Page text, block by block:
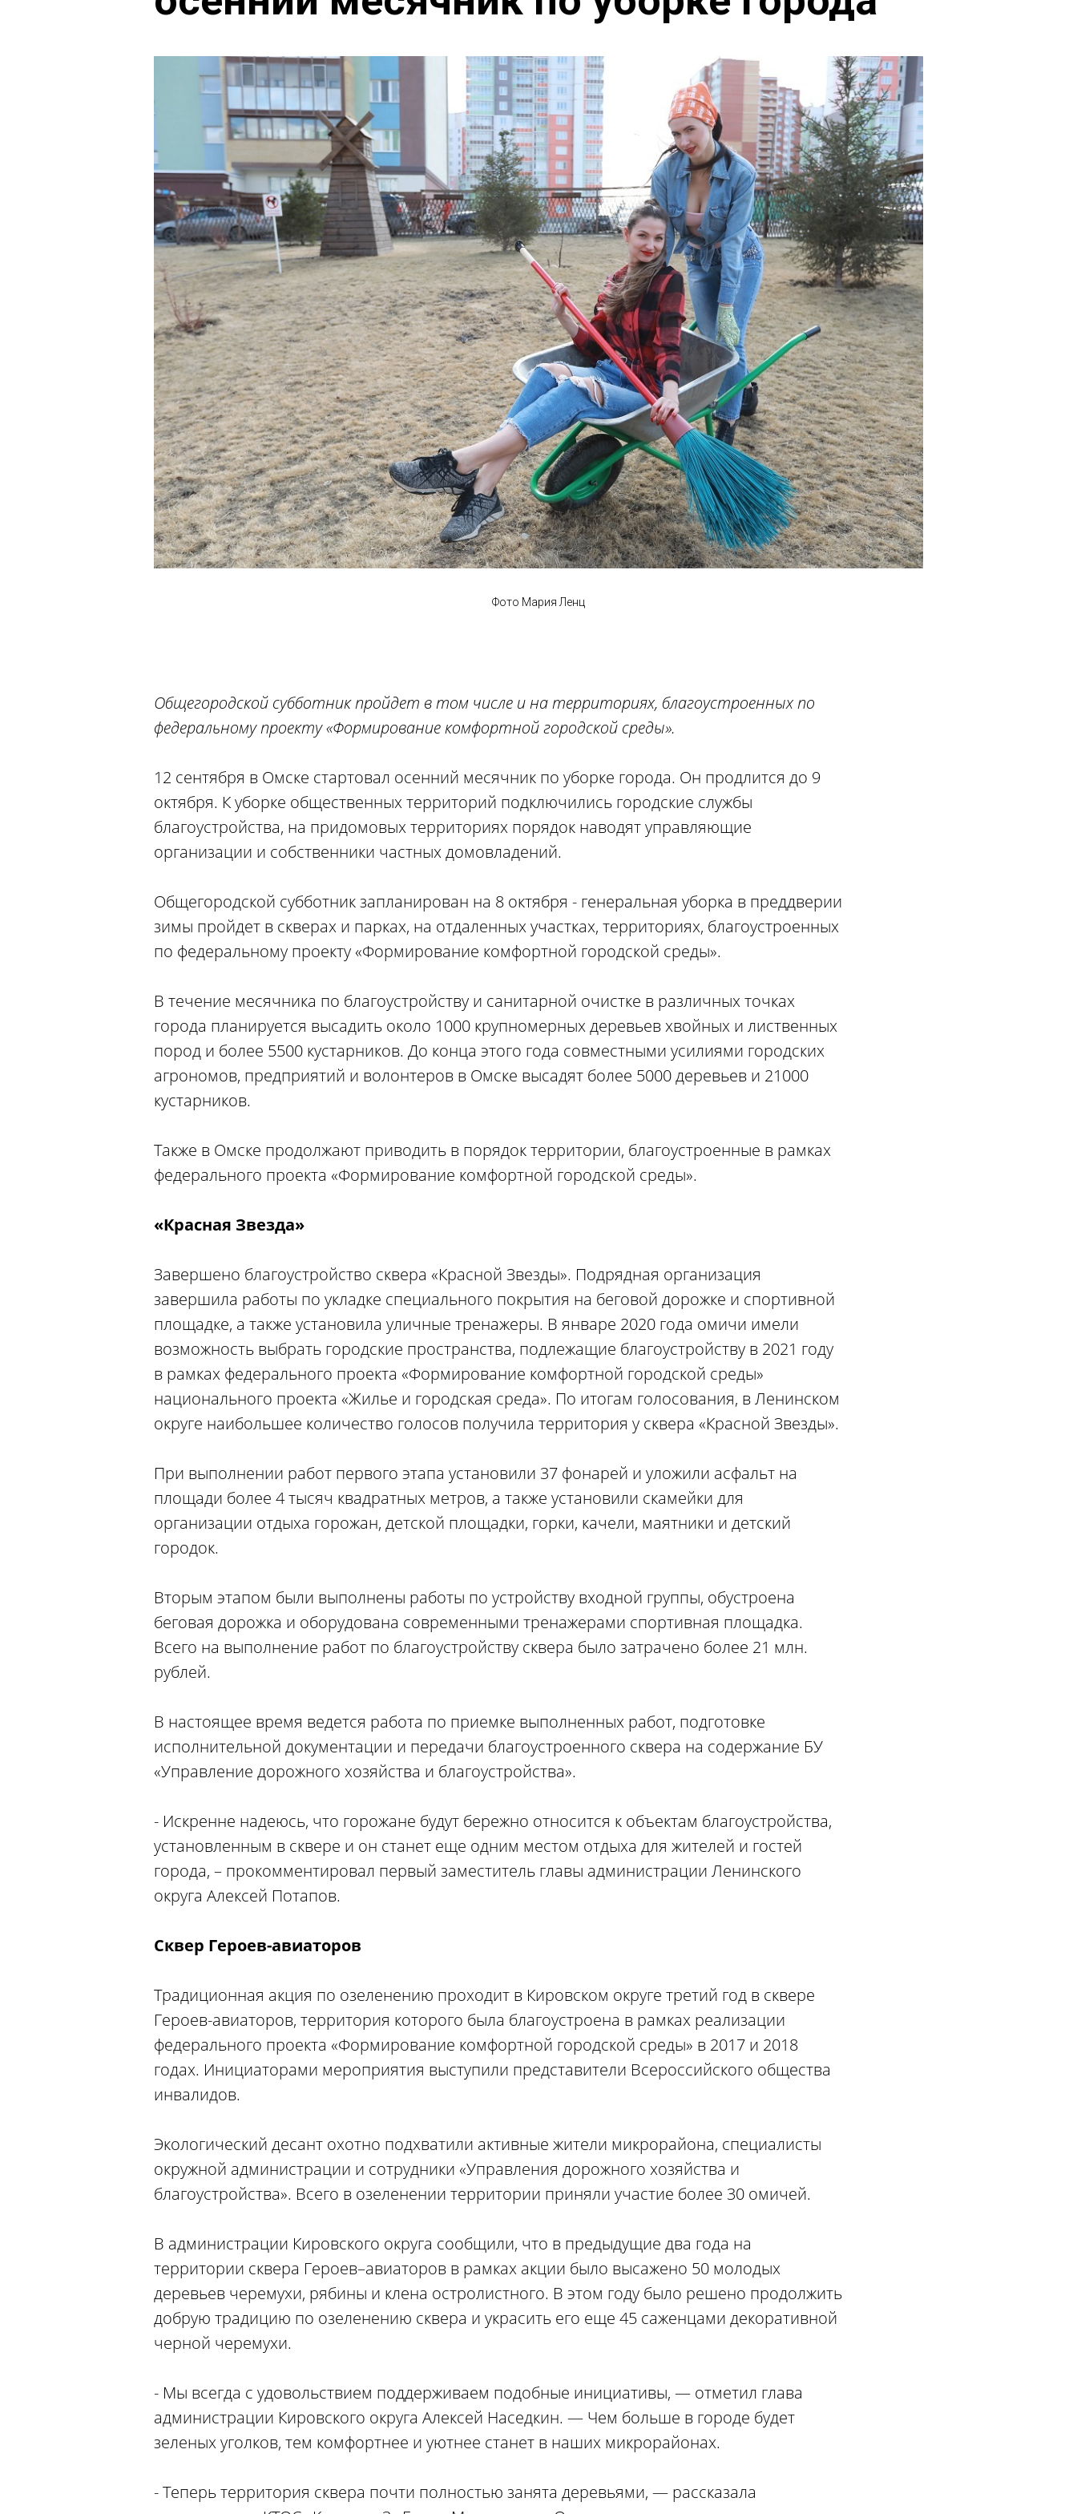
Фото Мария Ленц
Общегородской субботник пройдет в том числе и на территориях, благоустроенных по
федеральному проекту «Формирование комфортной городской среды».
12 сентября в Омске стартовал осенний месячник по уборке города. Он продлится до 9
октября. К уборке общественных территорий подключились городские службы
благоустройства, на придомовых территориях порядок наводят управляющие
организации и собственники частных домовладений.
Общегородской субботник запланирован на 8 октября - генеральная уборка в преддверии
зимы пройдет в скверах и парках, на отдаленных участках, территориях, благоустроенных
по федеральному проекту «Формирование комфортной городской среды».
В течение месячника по благоустройству и санитарной очистке в различных точках
города планируется высадить около 1000 крупномерных деревьев хвойных и лиственных
пород и более 5500 кустарников. До конца этого года совместными усилиями городских
агрономов, предприятий и волонтеров в Омске высадят более 5000 деревьев и 21000
кустарников.
Также в Омске продолжают приводить в порядок территории, благоустроенные в рамках
федерального проекта «Формирование комфортной городской среды».
«Красная Звезда»
Завершено благоустройство сквера «Красной Звезды». Подрядная организация
завершила работы по укладке специального покрытия на беговой дорожке и спортивной
площадке, а также установила уличные тренажеры. В январе 2020 года омичи имели
возможность выбрать городские пространства, подлежащие благоустройству в 2021 году
в рамках федерального проекта «Формирование комфортной городской среды»
национального проекта «Жилье и городская среда». По итогам голосования, в Ленинском
округе наибольшее количество голосов получила территория у сквера «Красной Звезды».
При выполнении работ первого этапа установили 37 фонарей и уложили асфальт на
площади более 4 тысяч квадратных метров, а также установили скамейки для
организации отдыха горожан, детской площадки, горки, качели, маятники и детский
городок.
Вторым этапом были выполнены работы по устройству входной группы, обустроена
беговая дорожка и оборудована современными тренажерами спортивная площадка.
Всего на выполнение работ по благоустройству сквера было затрачено более 21 млн.
рублей.
В настоящее время ведется работа по приемке выполненных работ, подготовке
исполнительной документации и передачи благоустроенного сквера на содержание БУ
«Управление дорожного хозяйства и благоустройства».
- Искренне надеюсь, что горожане будут бережно относится к объектам благоустройства,
установленным в сквере и он станет еще одним местом отдыха для жителей и гостей
города, – прокомментировал первый заместитель главы администрации Ленинского
округа Алексей Потапов.
Сквер Героев-авиаторов
Традиционная акция по озеленению проходит в Кировском округе третий год в сквере
Героев-авиаторов, территория которого была благоустроена в рамках реализации
федерального проекта «Формирование комфортной городской среды» в 2017 и 2018
годах. Инициаторами мероприятия выступили представители Всероссийского общества
инвалидов.
Экологический десант охотно подхватили активные жители микрорайона, специалисты
окружной администрации и сотрудники «Управления дорожного хозяйства и
благоустройства». Всего в озеленении территории приняли участие более 30 омичей.
В администрации Кировского округа сообщили, что в предыдущие два года на
территории сквера Героев–авиаторов в рамках акции было высажено 50 молодых
деревьев черемухи, рябины и клена остролистного. В этом году было решено продолжить
добрую традицию по озеленению сквера и украсить его еще 45 саженцами декоративной
черной черемухи.
- Мы всегда с удовольствием поддерживаем подобные инициативы, — отметил глава
администрации Кировского округа Алексей Наседкин. — Чем больше в городе будет
зеленых уголков, тем комфортнее и уютнее станет в наших микрорайонах.
- Теперь территория сквера почти полностью занята деревьями, — рассказала